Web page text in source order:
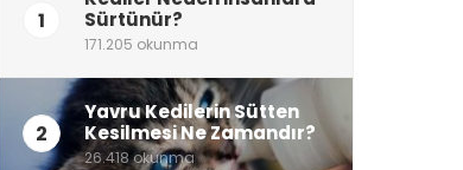
1
Sürtünür?
171.205 okunma
2
Yavru Kedilerin Sütten
Kesilmesi Ne Zamandır?
26.418 okunma